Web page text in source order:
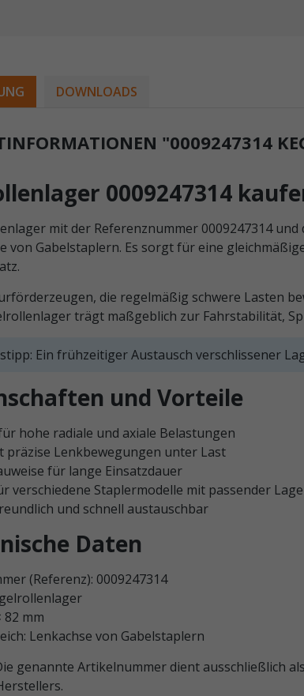
DOWNLOADS
"0009247314
0009247314
mit der Referenznummer 0009247314
von Gabelstaplern. Es sorgt für eine
die regelmäßig schwere Lasten
trägt maßgeblich zur Fahrstabilität,
Ein frühzeitiger Austausch verschlissener
und Vorteile
hohe radiale und axiale Belastungen
Lenkbewegungen unter Last
für lange Einsatzdauer
verschiedene Staplermodelle mit passender
und schnell austauschbar
Daten
(Referenz): 0009247314
82 mm
Lenkachse von Gabelstaplern
genannte Artikelnummer dient ausschließlich